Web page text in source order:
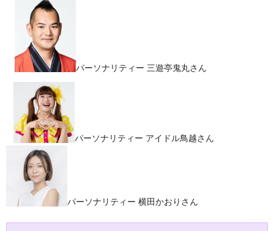
パーソナリティー 三遊亭鬼丸さん
パーソナリティー アイドル鳥越さん
パーソナリティー 横田かおりさん